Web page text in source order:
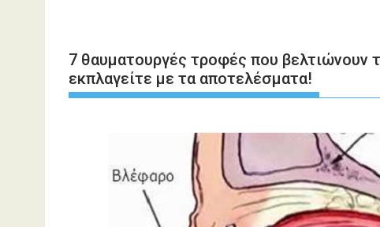
7 θαυματουργές τροφές που
εκπλαγείτε με τα αποτελέσματα!